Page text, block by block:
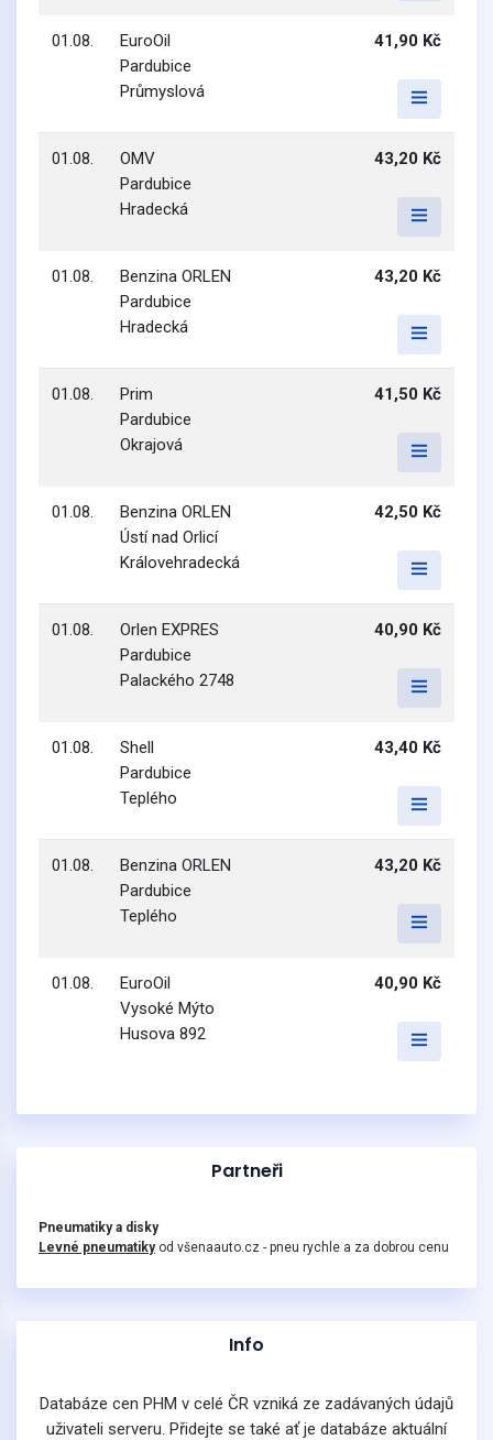
01.08.
EuroOil
Pardubice
Průmyslová
41,90 Kč
01.08.
OMV
Pardubice
Hradecká
43,20 Kč
01.08.
Benzina ORLEN
Pardubice
Hradecká
43,20 Kč
01.08.
Prim
Pardubice
Okrajová
41,50 Kč
01.08.
Benzina ORLEN
Ústí nad Orlicí
Královehradecká
42,50 Kč
01.08.
Orlen EXPRES
Pardubice
Palackého 2748
40,90 Kč
01.08.
Shell
Pardubice
Teplého
43,40 Kč
01.08.
Benzina ORLEN
Pardubice
Teplého
43,20 Kč
01.08.
EuroOil
Vysoké Mýto
Husova 892
40,90 Kč
Partneři
Pneumatiky a disky
Levné pneumatikyod všenaauto.cz - pneu rychle a za dobrou cenu
Info
Databáze cen PHM v celé ČR vzniká ze zadávaných údajů
uživateli serveru. Přidejte se také ať je databáze aktuální